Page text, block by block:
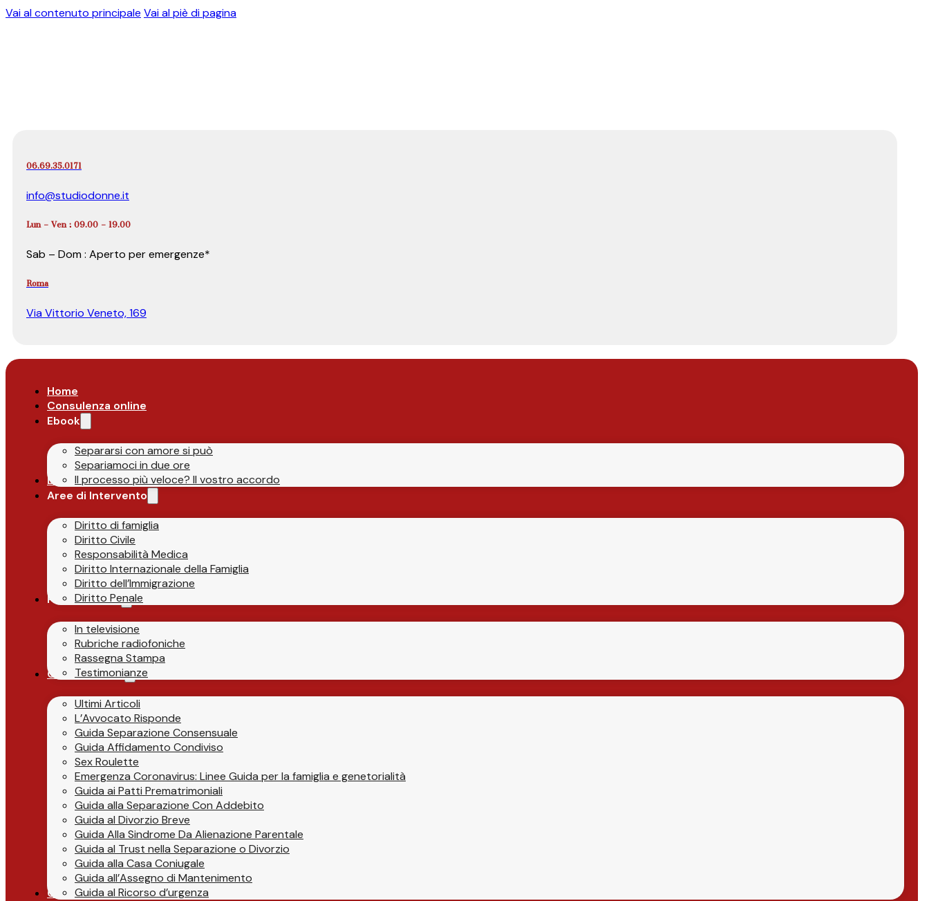
Vai al contenuto principale Vai al piè di pagina
06.69.35.0171
info@studiodonne.it
Lun – Ven : 09.00 – 19.00
Sab – Dom : Aperto per emergenze*
Roma
Via Vittorio Veneto, 169
Home
Consulenza online
Ebook
Separarsi con amore si può
Separiamoci in due ore
Il processo più veloce? Il vostro accordo
Lo Studio
Aree di Intervento
Diritto di famiglia
Diritto Civile
Responsabilità Medica
Diritto Internazionale della Famiglia
Diritto dell’Immigrazione
Diritto Penale
Parlano di Noi
In televisione
Rubriche radiofoniche
Rassegna Stampa
Testimonianze
Guide & News
Ultimi Articoli
L’Avvocato Risponde
Guida Separazione Consensuale
Guida Affidamento Condiviso
Sex Roulette
Emergenza Coronavirus: Linee Guida per la famiglia e genetorialità
Guida ai Patti Prematrimoniali
Guida alla Separazione Con Addebito
Guida al Divorzio Breve
Guida Alla Sindrome Da Alienazione Parentale
Guida al Trust nella Separazione o Divorzio
Guida alla Casa Coniugale
Guida all’Assegno di Mantenimento
Guida al Ricorso d’urgenza
Contatti